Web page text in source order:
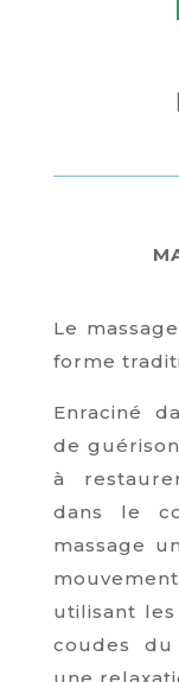
Le
forme
Enraciné
de
à
dans le
massage
utilisant
coudes